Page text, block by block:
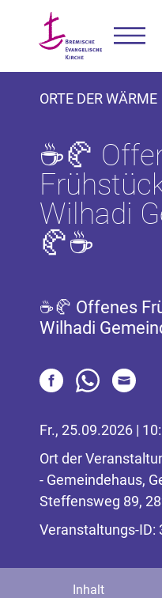
ORTE DER WÄRME
☕🥐
Wilhadi
🥐☕
☕🥐 Offenes
Wilhadi
Fr., 25.09.2026 |
Ort der
- Gemeindehaus,
Steffensweg 89,
Veranstaltungs-ID:
Inhalt